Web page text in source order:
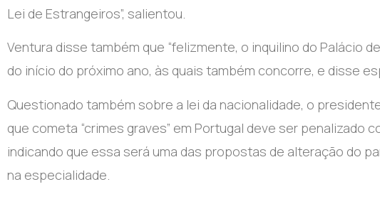
Lei de Estrangeiros”, salientou.
Ventura disse também que “felizmente, o inquilino do Palácio
do início do próximo ano, às quais também concorre, e disse
Questionado também sobre a lei da nacionalidade, o
que cometa “crimes graves” em Portugal deve ser penalizado
indicando que essa será uma das propostas de alteração do
na especialidade.